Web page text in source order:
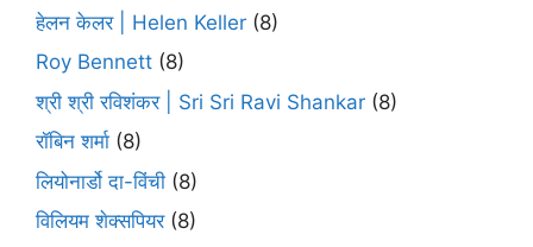
हेलन केलर | Helen Keller (8)
Roy Bennett (8)
श्री श्री रविशंकर | Sri Sri Ravi Shankar (8)
रॉबिन शर्मा (8)
लियोनार्डो दा-विंची (8)
विलियम शेक्सपियर(8)